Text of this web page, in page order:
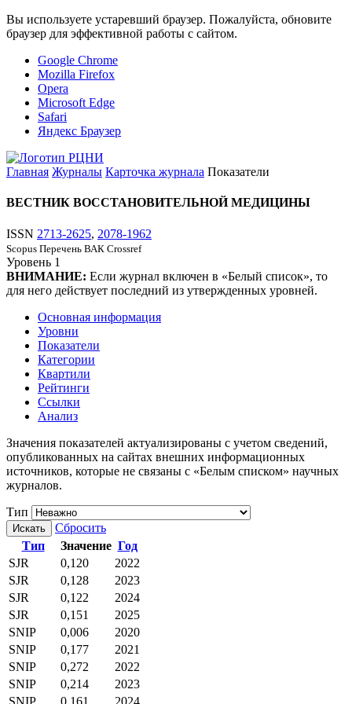
Вы используете устаревший браузер. Пожалуйста, обновите
браузер для эффективной работы с сайтом.
Google Chrome
Mozilla Firefox
Opera
Microsoft Edge
Safari
Яндекс Браузер
Главная Журналы Карточка журнала Показатели
ВЕСТНИК ВОССТАНОВИТЕЛЬНОЙ МЕДИЦИНЫ
ISSN 2713-2625, 2078-1962
Scopus Перечень ВАК Crossref
Уровень 1
ВНИМАНИЕ: Если журнал включен в «Белый список», то
для него действует последний из утвержденных уровней.
Основная информация
Уровни
Показатели
Категории
Квартили
Рейтинги
Ссылки
Анализ
Значения показателей актуализированы с учетом сведений,
опубликованных на сайтах внешних информационных
источников, которые не связаны с «Белым списком» научных
журналов.
Тип
Искать
Сбросить
Тип
Значение Год
SJR
0,120
2022
SJR
0,128
2023
SJR
0,122
2024
SJR
0,151
2025
SNIP
0,006
2020
SNIP
0,177
2021
SNIP
0,272
2022
SNIP
0,214
2023
SNIP
0,161 2024